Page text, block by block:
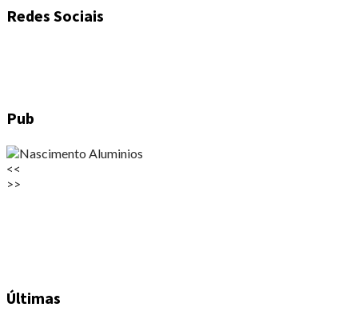
Redes Sociais
Pub
<<
>>
Últimas